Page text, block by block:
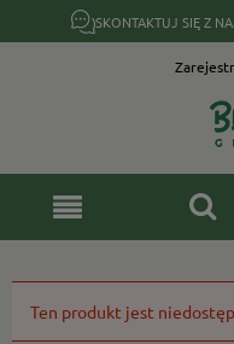
SKONTAKTUJ SIĘ Z
Ten produkt jest